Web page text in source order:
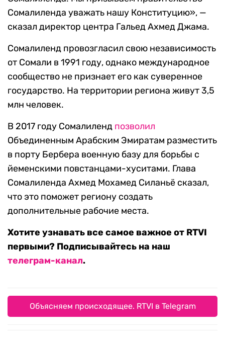
Сомалиленда уважать нашу Конституцию», —
сказал директор центра Гальед Ахмед Джама.
Сомалиленд провозгласил свою независимость
от Сомали в 1991 году, однако международное
сообщество не признает его как суверенное
государство. На территории региона живут 3,5
млн человек.
В 2017 году Сомалиленд позволил
Объединенным Арабским Эмиратам разместить
в порту Бербера военную базу для борьбы с
йеменскими повстанцами-хуситами. Глава
Сомалиленда Ахмед Мохамед Силаньё сказал,
что это поможет региону создать
дополнительные рабочие места.
Хотите узнавать все самое важное от RTVI
первыми? Подписывайтесь на наш
телеграм-канал.
Объясняем происходящее. RTVI в Telegram